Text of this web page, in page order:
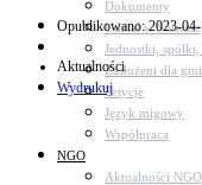
Dokumenty
Udział w
Jednostki,
Zasłużeni dla
Petycje
Język migowy
Współpraca
NGO
Aktualności NGO
Opublikowano: 2023-
Aktualności
Wydrukuj